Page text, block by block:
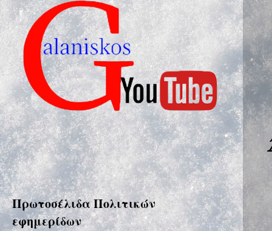
Πρωτοσέλιδα Πολιτικών
εφημερίδων